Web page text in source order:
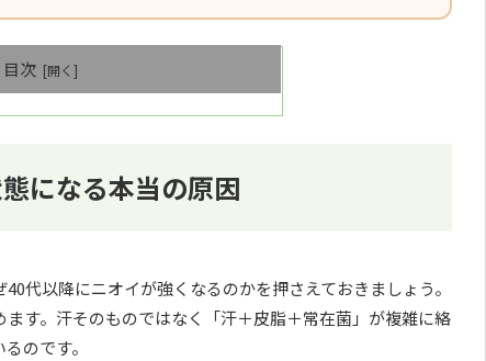
目次
になる本当の原因
代以降にニオイが強くなるのかを押さえておきましょう。
す。汗そのものではなく「汗＋皮脂＋常在菌」が複雑に絡
のです。